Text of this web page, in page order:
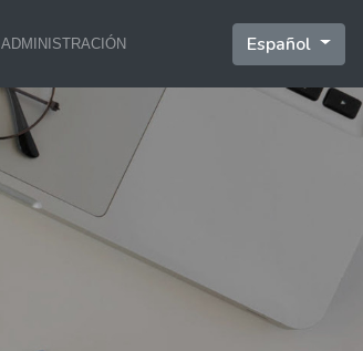
ADMINISTRACIÓN Español